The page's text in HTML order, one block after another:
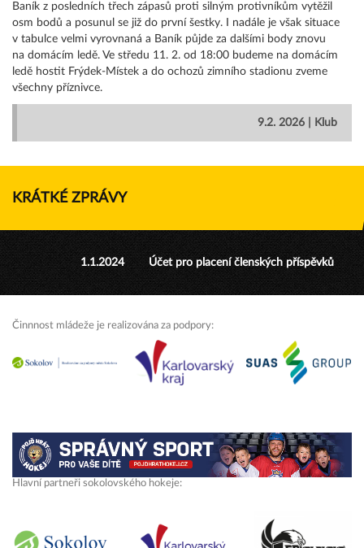
Baník z posledních třech zápasů proti silným protivníkům vytěžil
osm bodů a posunul se již do první šestky. I nadále je však situace
v tabulce velmi vyrovnaná a Baník půjde za dalšími body znovu
na domácím ledě. Ve středu 11. 2. od 18:00 budeme na domácím
ledě hostit Frýdek-Místek a do ochozů zimního stadionu zveme
všechny příznivce.
9.2. 2026 | Klub
KRÁTKÉ ZPRÁVY
1.1.2024 Účet pro placení členských příspěvků
Činnnost mládeže je realizována za podpory:
Hlavní partneři sokolovského hokeje: